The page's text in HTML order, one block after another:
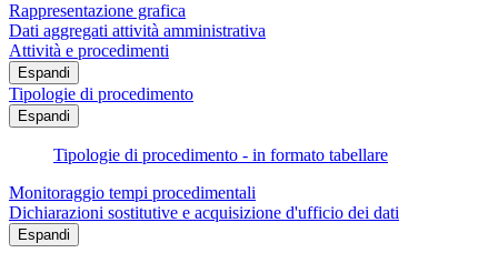
Rappresentazione grafica
Dati aggregati attività amministrativa
Attività e procedimenti
Espandi
Tipologie di procedimento
Espandi
Tipologie di procedimento - in formato tabellare
Monitoraggio tempi procedimentali
Dichiarazioni sostitutive e acquisizione d'ufficio dei dati
Espandi